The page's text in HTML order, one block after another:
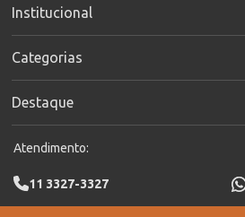
Institucional
Categorias
Destaque
Atendimento:
11 3327-3327